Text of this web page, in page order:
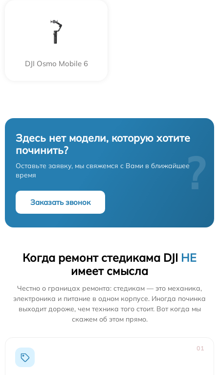
DJI Osmo Mobile 6
Здесь нет модели, которую хотите
починить?
Оставьте заявку, мы свяжемся с Вами в ближайшее
время
Заказать звонок
?
Когда ремонт стедикама DJI НЕ
имеет смысла
Честно о границах ремонта: стедикам — это механика,
электроника и питание в одном корпусе. Иногда починка
выходит дороже, чем техника того стоит. Вот когда мы
скажем об этом прямо.
01